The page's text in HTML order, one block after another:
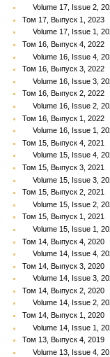
Volume 17, Issue 2,
Том 17, Выпуск 1, 2023
Volume 17, Issue 1,
Том 16, Выпуск 4, 2022
Volume 16, Issue 4,
Том 16, Выпуск 3, 2022
Volume 16, Issue 3,
Том 16, Выпуск 2, 2022
Volume 16, Issue 2,
Том 16, Выпуск 1, 2022
Volume 16, Issue 1,
Том 15, Выпуск 4, 2021
Volume 15, Issue 4,
Том 15, Выпуск 3, 2021
Volume 15, Issue 3,
Том 15, Выпуск 2, 2021
Volume 15, Issue 2,
Том 15, Выпуск 1, 2021
Volume 15, Issue 1,
Том 14, Выпуск 4, 2020
Volume 14, Issue 4,
Том 14, Выпуск 3, 2020
Volume 14, Issue 3,
Том 14, Выпуск 2, 2020
Volume 14, Issue 2,
Том 14, Выпуск 1, 2020
Volume 14, Issue 1,
Том 13, Выпуск 4, 2019
Volume 13, Issue 4,